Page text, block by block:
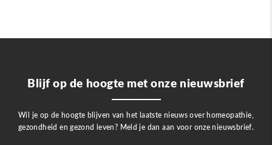
Blijf op de hoogte met onze nieuwsbrief
Wil je op de hoogte blijven van het laatste nieuws over homeopathie,
gezondheid en gezond leven? Meld je dan aan voor onze nieuwsbrief.